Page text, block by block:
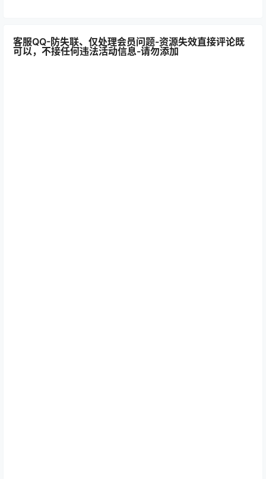
客服QQ-防失联、仅处理会员问题-资源失效直接评论既
可以，不接任何违法活动信息-请勿添加